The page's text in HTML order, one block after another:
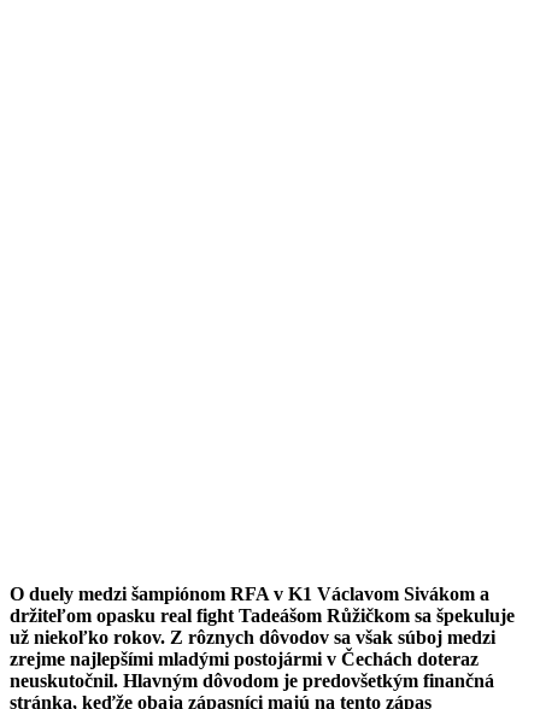
O duely medzi šampiónom RFA v K1 Václavom Sivákom a
držiteľom opasku real fight Tadeášom Růžičkom sa špekuluje
už niekoľko rokov. Z rôznych dôvodov sa však súboj medzi
zrejme najlepšími mladými postojármi v Čechách doteraz
neuskutočnil. Hlavným dôvodom je predovšetkým finančná
stránka, keďže obaja zápasníci majú na tento zápas